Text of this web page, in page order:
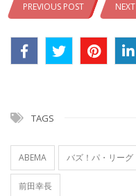
PREVIOUS POST NEXT
TAGS
ABEMA バズ！パ・リーグ
前田幸長